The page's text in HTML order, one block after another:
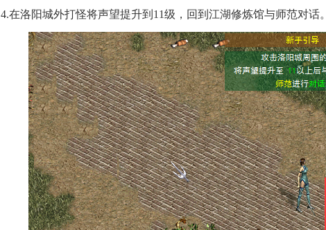
4.在洛阳城外打怪将声望提升到11级，回到江湖修炼馆与师范对话。